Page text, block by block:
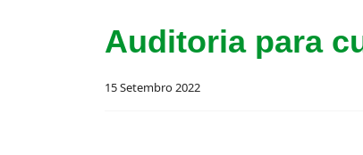
Auditoria para
15 Setembro 2022